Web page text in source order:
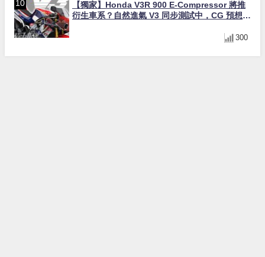
【獨家】Honda V3R 900 E-Compressor 將推
衍生車系？自然進氣 V3 同步測試中，CG 預想曝
300